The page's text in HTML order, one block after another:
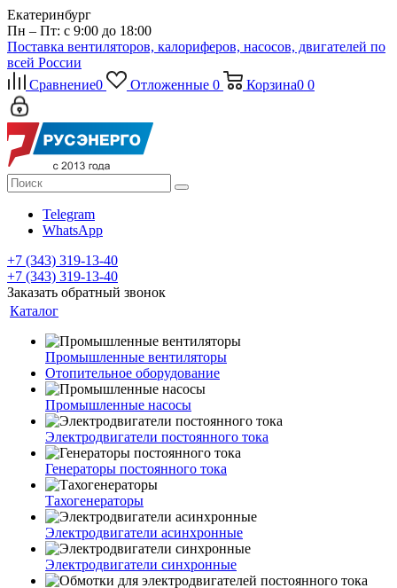
Екатеринбург
Пн – Пт: с 9:00 до 18:00
Поставка вентиляторов, калориферов, насосов, двигателей по
всей России
Сравнение0 Отложенные 0 Корзина0 0
Telegram
WhatsApp
+7 (343) 319-13-40
+7 (343) 319-13-40
Заказать обратный звонок
Каталог
Промышленные вентиляторы
Отопительное оборудование
Промышленные насосы
Электродвигатели постоянного тока
Генераторы постоянного тока
Тахогенераторы
Электродвигатели асинхронные
Электродвигатели синхронные